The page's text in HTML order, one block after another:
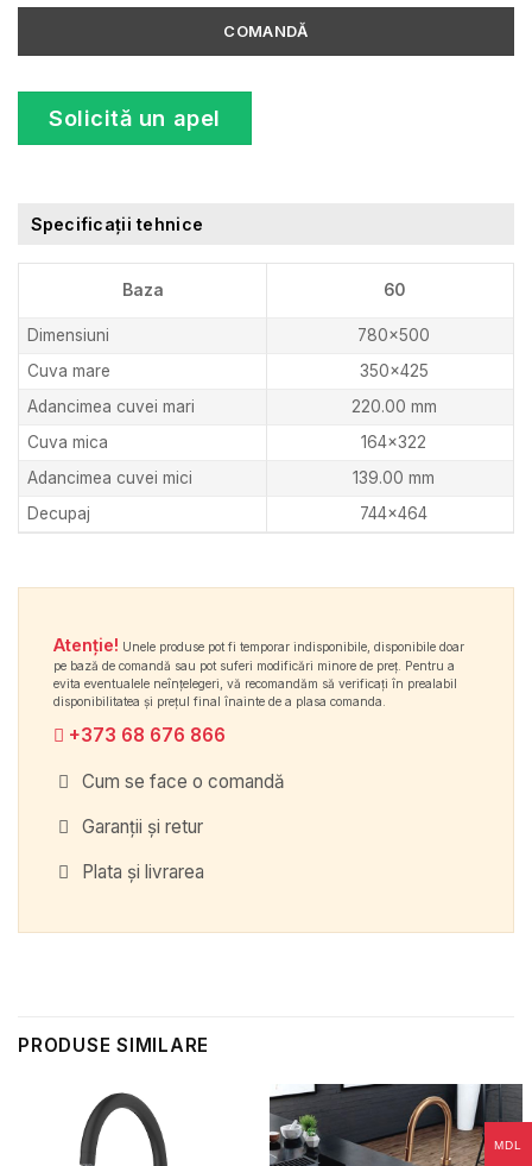
COMANDĂ
Solicită un apel
Specificații tehnice
Baza 60
Dimensiuni
780×500
Cuva mare
350×425
Adancimea cuvei mari
220.00 mm
Cuva mica
164×322
Adancimea cuvei mici
139.00 mm
Decupaj
744×464
Atenție! Unele produse pot fi temporar indisponibile, disponibile doar
pe bază de comandă sau pot suferi modificări minore de preț. Pentru a
evita eventualele neînțelegeri, vă recomandăm să verificați în prealabil
disponibilitatea și prețul final înainte de a plasa comanda.
+373 68 676 866
Cum se face o comandă
Garanții și retur
Plata și livrarea
PRODUSE SIMILARE
MDL